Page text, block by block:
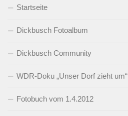
Startseite
Dickbusch Fotoalbum
Dickbusch Community
WDR-Doku „Unser Dorf zieht um“
Fotobuch vom 1.4.2012